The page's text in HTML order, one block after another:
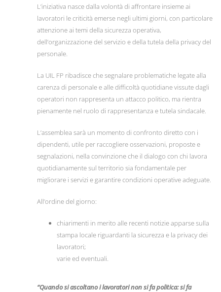
L’iniziativa nasce dalla volontà di affrontare insieme ai
lavoratori le criticità emerse negli ultimi giorni, con particolare
attenzione ai temi della sicurezza operativa,
dell’organizzazione del servizio e della tutela della privacy del
personale.
La UIL FP ribadisce che segnalare problematiche legate alla
carenza di personale e alle difficoltà quotidiane vissute dagli
operatori non rappresenta un attacco politico, ma rientra
pienamente nel ruolo di rappresentanza e tutela sindacale.
L’assemblea sarà un momento di confronto diretto con i
dipendenti, utile per raccogliere osservazioni, proposte e
segnalazioni, nella convinzione che il dialogo con chi lavora
quotidianamente sul territorio sia fondamentale per
migliorare i servizi e garantire condizioni operative adeguate.
All’ordine del giorno:
chiarimenti in merito alle recenti notizie apparse sulla
stampa locale riguardanti la sicurezza e la privacy dei
lavoratori;
varie ed eventuali.
“Quando si ascoltano i lavoratori non si fa politica: si fa